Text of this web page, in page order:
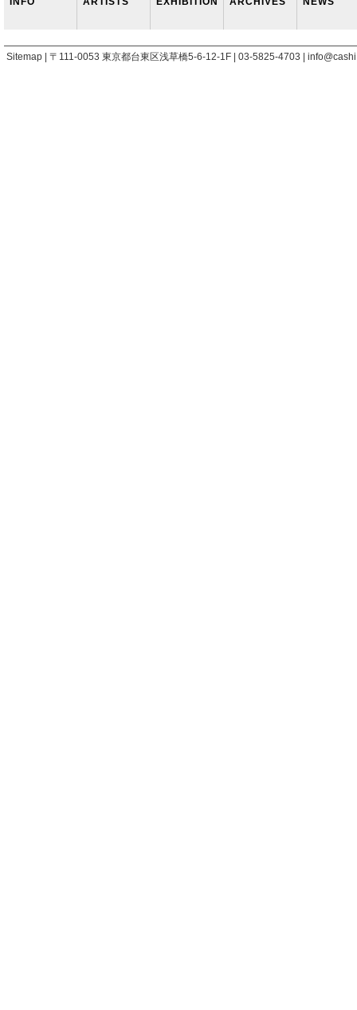
Sitemap | 〒111-0053 東京都台東区浅草橋5-6-12-1F | 03-5825-4703 |